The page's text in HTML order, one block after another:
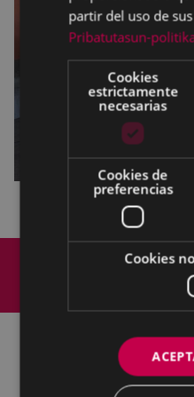
Mapa del Sitio
Política de
Todas las redes
partir del uso de
Pribatutasun-
Cookies
estrictamente
necesarias
Cookies de
preferencias
Cookies